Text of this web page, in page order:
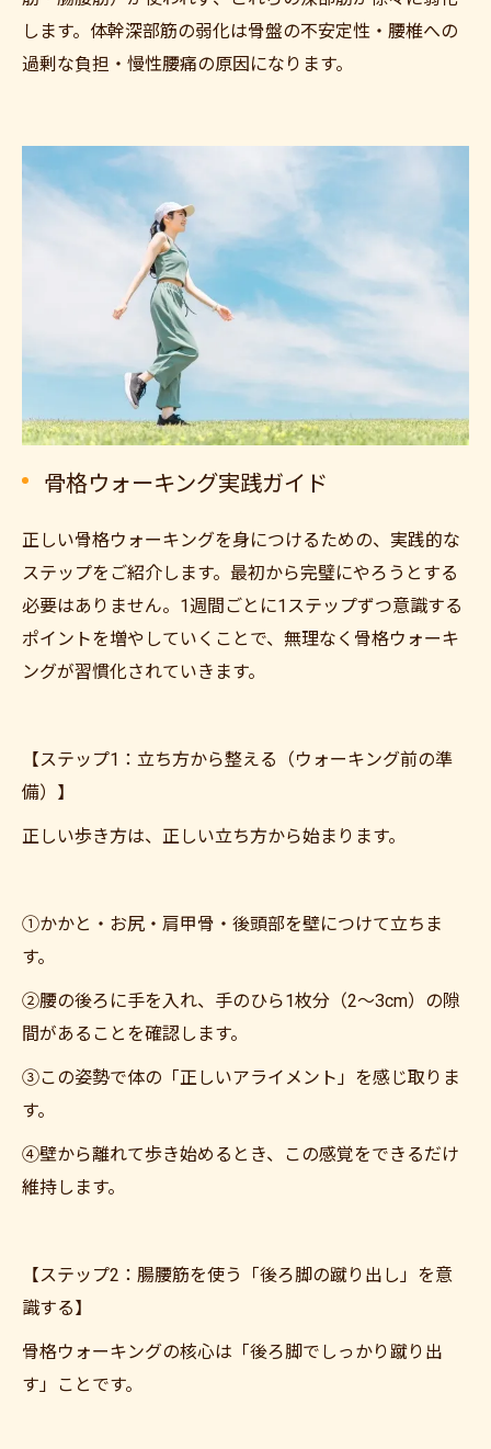
します。体幹深部筋の弱化は骨盤の不安定性・腰椎への
過剰な負担・慢性腰痛の原因になります。
骨格ウォーキング実践ガイド
正しい骨格ウォーキングを身につけるための、実践的な
ステップをご紹介します。最初から完璧にやろうとする
必要はありません。1週間ごとに1ステップずつ意識する
ポイントを増やしていくことで、無理なく骨格ウォーキ
ングが習慣化されていきます。
【ステップ1：立ち方から整える（ウォーキング前の準
備）】
正しい歩き方は、正しい立ち方から始まります。
①かかと・お尻・肩甲骨・後頭部を壁につけて立ちま
す。
②腰の後ろに手を入れ、手のひら1枚分（2〜3cm）の隙
間があることを確認します。
③この姿勢で体の「正しいアライメント」を感じ取りま
す。
④壁から離れて歩き始めるとき、この感覚をできるだけ
維持します。
【ステップ2：腸腰筋を使う「後ろ脚の蹴り出し」を意
識する】
骨格ウォーキングの核心は「後ろ脚でしっかり蹴り出
す」ことです。